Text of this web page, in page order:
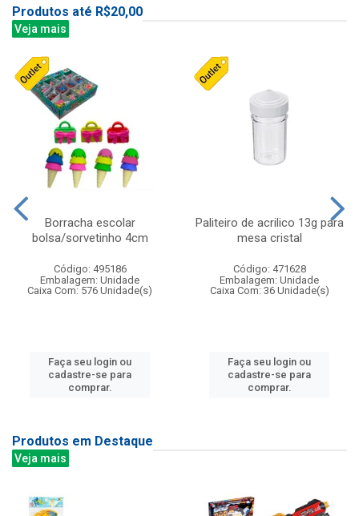
Produtos até R$20,00
Veja mais
Borracha escolar
bolsa/sorvetinho 4cm
Código: 495186
Embalagem: Unidade
Caixa Com: 576 Unidade(s)
Faça seu login ou
cadastre-se para
comprar.
Paliteiro de acrilico 13g para
mesa cristal
Código: 471628
Embalagem: Unidade
Caixa Com: 36 Unidade(s)
Faça seu login ou
cadastre-se para
comprar.
Produtos em Destaque
Veja mais